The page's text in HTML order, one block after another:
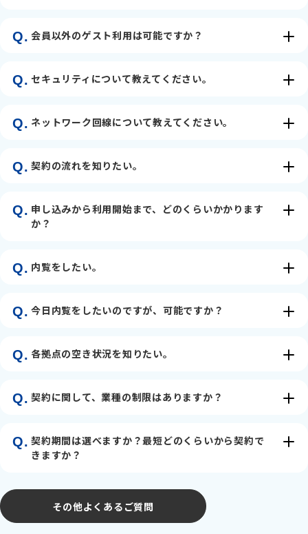
Q. 会員以外のゲスト利用は可能ですか？
Q. セキュリティについて教えてください。
Q. ネットワーク回線について教えてください。
Q. 契約の流れを知りたい。
Q. 申し込みから利用開始まで、どのくらいかかります
か？
Q. 内覧をしたい。
Q. 今日内覧をしたいのですが、可能ですか？
Q. 各拠点の空き状況を知りたい。
Q. 契約に関して、業種の制限はありますか？
Q. 契約期間は選べますか？最短どのくらいから契約で
きますか？
その他よくあるご質問